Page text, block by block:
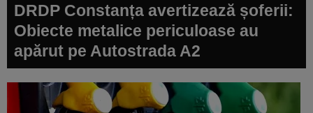
DRDP Constanța avertizează șoferii:
Obiecte metalice periculoase au
apărut pe Autostrada A2